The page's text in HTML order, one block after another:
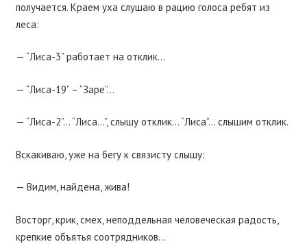
получается. Краем уха слушаю в рацию голоса ребят из
леса:
— “Лиса-3” работает на отклик…
— “Лиса-19” – “Заре”…
— “Лиса-2”… “Лиса…”, слышу отклик… “Лиса”… слышим отклик.
Вскакиваю, уже на бегу к связисту слышу:
— Видим, найдена, жива!
Восторг, крик, смех, неподдельная человеческая радость,
крепкие объятья соотрядников…